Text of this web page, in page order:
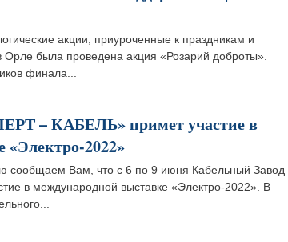
акции, приуроченные к праздникам и
была проведена акция «Розарий доброты».
финала...
– КАБЕЛЬ» примет участие в
«Электро-2022»
сообщаем Вам, что с 6 по 9 июня Кабельный Завод
в международной выставке «Электро-2022». В